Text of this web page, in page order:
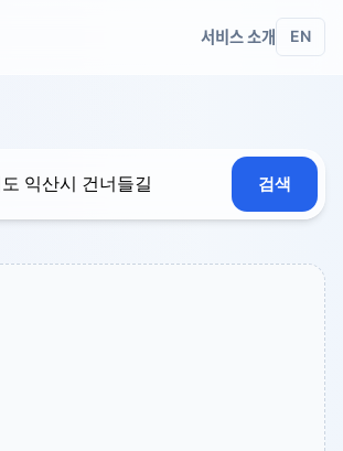
서비스 소개 EN
검색